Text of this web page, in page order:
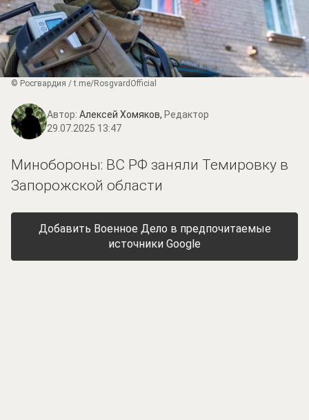
© Росгвардия / t.me/RosgvardOfficial
Автор: Алексей Хомяков, Редактор
29.07.2025 13:47
Минобороны: ВС РФ заняли Темировку в
Запорожской области
Добавить Военное Дело в предпочитаемые
источники Google